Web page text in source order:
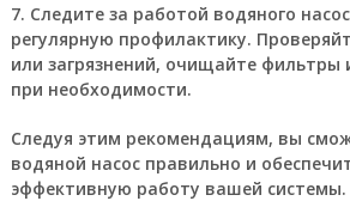
7. Следите за работой водяного
регулярную профилактику.
или загрязнений, очищайте фильтры
при необходимости.
Следуя этим рекомендациям, вы
водяной насос правильно и
эффективную работу вашей системы.